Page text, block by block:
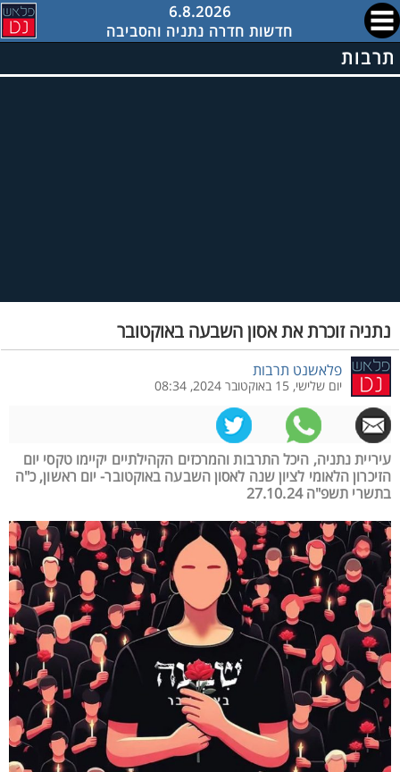
6.8.2026
חדשות חדרה נתניה והסביבה
תרבות
נתניה זוכרת את אסון השבעה באוקטובר
פלאשנט תרבות
יום שלישי, 15 באוקטובר 2024, 08:34
עיריית נתניה, היכל התרבות והמרכזים הקהילתיים יקיימו טקסי יום
הזיכרון הלאומי לציון שנה לאסון השבעה באוקטובר- יום ראשון, כ"ה
בתשרי תשפ"ה 27.10.24